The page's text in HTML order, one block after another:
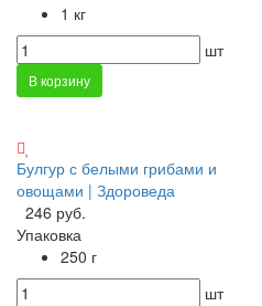
1 кг
шт
В корзину
Булгур с белыми грибами и
овощами | Здороведа
246 руб.
Упаковка
250 г
шт